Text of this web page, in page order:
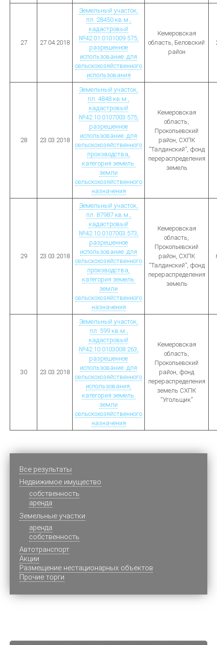
27 27.04.2018
Земельный участок,
пл. 28450 кв.м.,
кадастровый
№42:01:0101009:575,
разрешенное
использование: для
сельскохозяйственного
использования
Кемеровская
область, Беловский
район
28 23.03.2018
Земельный участок,
пл. 4848 кв.м.,
кадастровый
№42:10:0107003:575,
разрешенное
использование: для
сельскохозяйственного
производства,
категория земель:
земли
сельскохозяйственного
назначения
Кемеровская
область,
Прокопьевский
район, СХПК
“Талдинский”, фонд
перераспределения
земель
29 23.03.2018
Земельный участок,
пл. 87987 кв.м.,
кадастровый
№42:10:0107003:573,
разрешенное
использование: для
сельскохозяйственного
производства,
категория земель:
земли
сельскохозяйственного
назначения
Кемеровская
область,
Прокопьевский
район, СХПК
“Талдинский”, фонд
перераспределения
земель
30 23.03.2018
Земельный участок,
пл. 599 кв.м.,
кадастровый
№42:10:0103008:263,
разрешенное
использование: для
сельскохозяйственного
использования,
категория земель:
земли
сельскохозяйственного
назначения
Кемеровская
область,
Прокопьевский
район, фонд
перераспределения
земель СХПК
“Угольщик”
Все результаты
Недвижимое имущество
cобственность
аренда
Земельные участки
аренда
собственность
Автотранспорт
Акции
Размещение нестационарных объектов
Прочие торги